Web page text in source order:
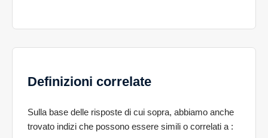
Definizioni correlate
Sulla base delle risposte di cui sopra, abbiamo anche
trovato indizi che possono essere simili o correlati a :